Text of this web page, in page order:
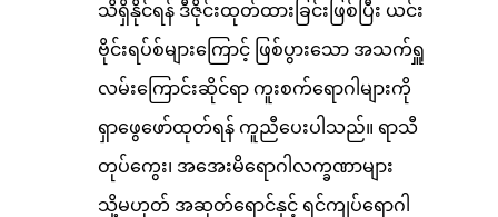
သိရှိနိုင်ရန် ဒီဇိုင်းထုတ်ထားခြင်းဖြစ်ပြီး ယင်း
ဗိုင်းရပ်စ်များကြောင့် ဖြစ်ပွားသော အသက်ရှူ
လမ်းကြောင်းဆိုင်ရာ ကူးစက်ရောဂါများကို
ရှာဖွေဖော်ထုတ်ရန် ကူညီပေးပါသည်။ ရာသီ
တုပ်ကွေး၊ အအေးမိရောဂါလက္ခဏာများ
သို့မဟုတ် အဆုတ်ရောင်နှင့် ရင်ကျပ်ရောဂါ